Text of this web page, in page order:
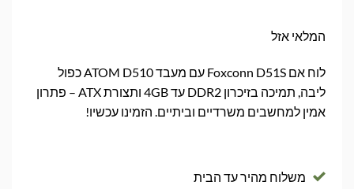
המלאי אזל
לוח אם Foxconn D51S עם מעבד ATOM D510 כפול
ליבה, תמיכה בזיכרון DDR2 עד 4GB ותצורת ATX – פתרון
אמין למחשבים משרדיים וביתיים. הזמינו עכשיו!
משלוח מהיר עד הבית